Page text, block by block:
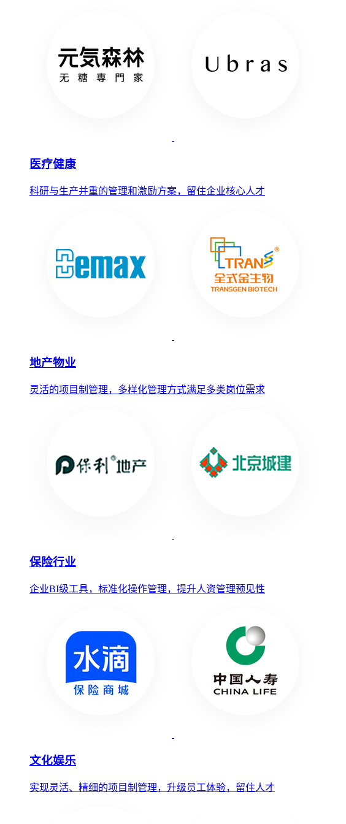
医疗健康
科研与生产并重的管理和激励方案，留住企业核心人才
地产物业
灵活的项目制管理，多样化管理方式满足多类岗位需求
保险行业
企业BI级工具，标准化操作管理，提升人资管理预见性
文化娱乐
实现灵活、精细的项目制管理，升级员工体验，留住人才